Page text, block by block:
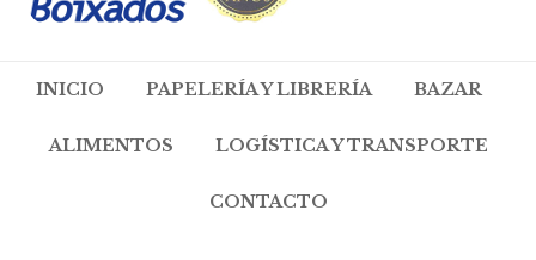
INICIO PAPELERÍA Y LIBRERÍA BAZAR
ALIMENTOS LOGÍSTICA Y TRANSPORTE
CONTACTO